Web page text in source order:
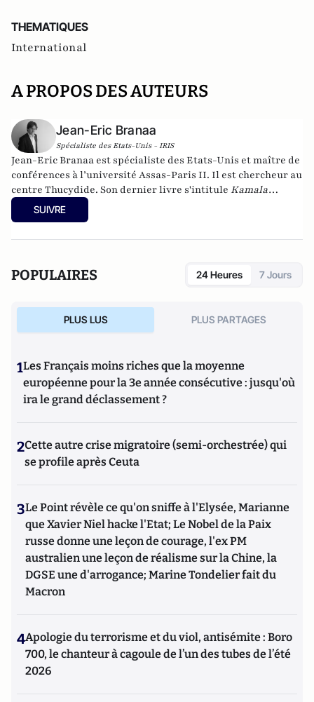
THEMATIQUES
International
A PROPOS DES AUTEURS
Jean-Eric Branaa
Spécialiste des Etats-Unis - IRIS
Jean-Eric Branaa est spécialiste des Etats-Unis et maître de
conférences à l’université Assas-Paris II. Il est chercheur au
centre Thucydide. Son dernier livre s'intitule Kamala
Harris, l'Amérique du futur
collection Chronos, poche, 2024). Il est également l'auteur de
divisée(Privat, 2017),
1968: Quand l'Amérique
2018),Joe Biden : le 3e mandat de Barack Obama
biographie de Joe Biden
(Nouveau Monde, 2020) et
Géopolitique des Etats-Unis(Puf, 2022).
SUIVRE
POPULAIRES 24 Heures 7 Jours
PLUS LUS PLUS PARTAGES
1Les Français moins riches que la moyenne
européenne pour la 3e année consécutive : jusqu'où
ira le grand déclassement ?
2Cette autre crise migratoire (semi-orchestrée) qui
se profile après Ceuta
3Le Point révèle ce qu'on sniffe à l'Elysée, Marianne
que Xavier Niel hacke l'Etat; Le Nobel de la Paix
russe donne une leçon de courage, l'ex PM
australien une leçon de réalisme sur la Chine, la
DGSE une d'arrogance; Marine Tondelier fait du
Macron
4Apologie du terrorisme et du viol, antisémite : Boro
700, le chanteur à cagoule de l’un des tubes de l’été
2026